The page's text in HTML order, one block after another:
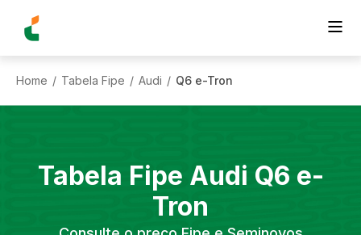
Home / Tabela Fipe / Audi / Q6 e-Tron
Tabela Fipe Audi Q6 e-
Tron